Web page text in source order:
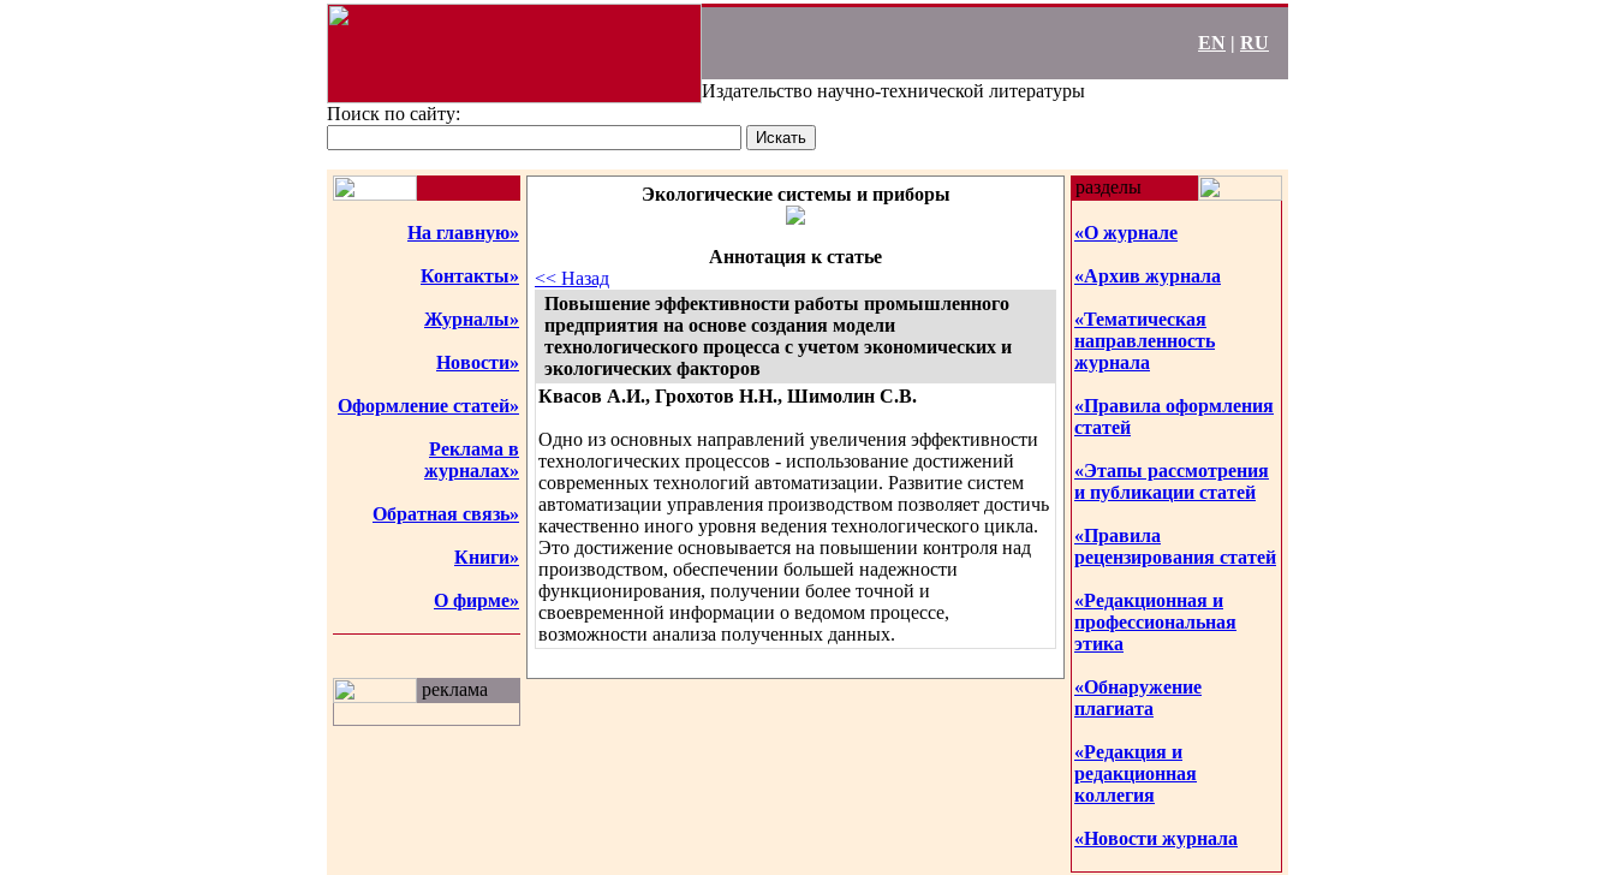
EN | RU
Издательство научно-технической литературы
Поиск по сайту:
На главную»
Контакты»
Журналы»
Новости»
Оформление статей»
Реклама в
журналах»
Обратная связь»
Книги»
О фирме»
реклама
Экологические системы и приборы
Аннотация к статье
<< Назад
Повышение эффективности работы промышленного
предприятия на основе создания модели
технологического процесса с учетом экономических и
экологических факторов
Квасов А.И., Грохотов Н.Н., Шимолин С.В.
Одно из основных направлений увеличения эффективности
технологических процессов - использование достижений
современных технологий автоматизации. Развитие систем
автоматизации управления производством позволяет достичь
качественно иного уровня ведения технологического цикла.
Это достижение основывается на повышении контроля над
производством, обеспечении большей надежности
функционирования, получении более точной и
своевременной информации о ведомом процессе,
возможности анализа полученных данных.
разделы
«О журнале
«Архив журнала
«Тематическая
направленность
журнала
«Правила оформления
статей
«Этапы рассмотрения
и публикации статей
«Правила
рецензирования статей
«Редакционная и
профессиональная
этика
«Обнаружение
плагиата
«Редакция и
редакционная
коллегия
«Новости журнала